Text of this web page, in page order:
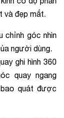
và đẹp mắt.
chỉnh góc nhìn
người dùng.
ghi hình 360
quay ngang
bao quát được